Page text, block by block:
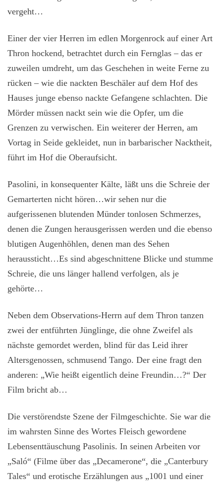
vergeht…
Einer der vier Herren im edlen Morgenrock auf einer Art
Thron hockend, betrachtet durch ein Fernglas – das er
zuweilen umdreht, um das Geschehen in weite Ferne zu
rücken – wie die nackten Beschäler auf dem Hof des
Hauses junge ebenso nackte Gefangene schlachten. Die
Mörder müssen nackt sein wie die Opfer, um die
Grenzen zu verwischen. Ein weiterer der Herren, am
Vortag in Seide gekleidet, nun in barbarischer Nacktheit,
führt im Hof die Oberaufsicht.
Pasolini, in konsequenter Kälte, läßt uns die Schreie der
Gemarterten nicht hören…wir sehen nur die
aufgerissenen blutenden Münder tonlosen Schmerzes,
denen die Zungen herausgerissen werden und die ebenso
blutigen Augenhöhlen, denen man des Sehen
heraussticht…Es sind abgeschnittene Blicke und stumme
Schreie, die uns länger hallend verfolgen, als je
gehörte…
Neben dem Observations-Herrn auf dem Thron tanzen
zwei der entführten Jünglinge, die ohne Zweifel als
nächste gemordet werden, blind für das Leid ihrer
Altersgenossen, schmusend Tango. Der eine fragt den
anderen: „Wie heißt eigentlich deine Freundin…?“ Der
Film bricht ab…
Die verstörendste Szene der Filmgeschichte. Sie war die
im wahrsten Sinne des Wortes Fleisch gewordene
Lebensenttäuschung Pasolinis. In seinen Arbeiten vor
„Saló“ (Filme über das „Decamerone“, die „Canterbury
Tales“ und erotische Erzählungen aus „1001 und einer